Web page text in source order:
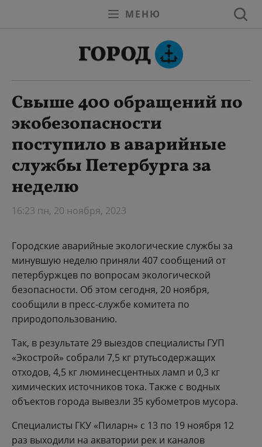
МЕНЮ
Свыше 400 обращений по
экобезопасности
поступило в аварийные
службы Петербурга за
неделю
16:23 пн, 20 ноября, 2023
Городские аварийные экологические службы за
минувшую неделю приняли 407 сообщений от
петербуржцев по вопросам экологической
безопасности. Об этом сегодня, 20 ноября,
сообщили в пресс-службе комитета по
природопользованию.
Так, в результате 29 выездов специалисты ГУП
«Экострой» собрали 7,5 кг ртутьсодержащих
отходов, 4,5 кг люминесцентных ламп и 0,3 кг
химических источников тока. Также с водных
объектов города вывезли 35 кубометров мусора.
Специалисты ГКУ «Пиларн» с 13 по 19 ноября 12
раз выходили на акватории рек и каналов